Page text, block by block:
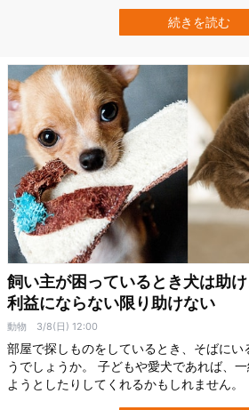
なったりすることがある一方で、初めて会
少し控えめになる傾向があります。 とこ
続きを読む
飼い主が困っているとき犬は助
利益にならない限り助けない
動物 3/8(日) 12:00
部屋で探しものをしているとき、そばに
うでしょうか。 子どもや愛犬であれば、
ようとしたりしてくれるかもしれません。